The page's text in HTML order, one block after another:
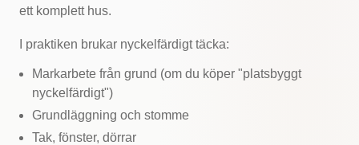
ett komplett hus.
I praktiken brukar nyckelfärdigt täcka:
Markarbete från grund (om du köper "platsbyggt
nyckelfärdigt")
Grundläggning och stomme
Tak, fönster, dörrar